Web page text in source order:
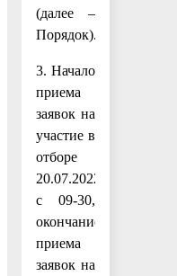
(далее –
Порядок).
3. Начало
приема
заявок на
участие в
отборе
20.07.2022
с 09-30,
окончание
приема
заявок на